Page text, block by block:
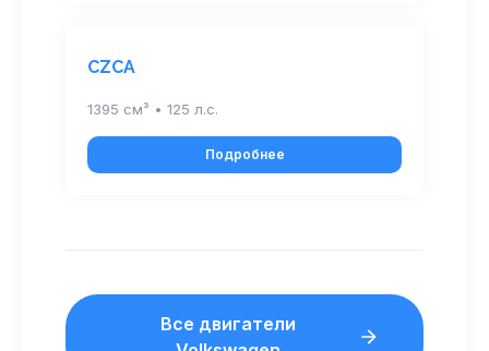
CZCA
1395 см³ • 125 л.с.
Подробнее
Все двигатели